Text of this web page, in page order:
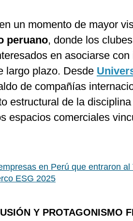
un momento de mayor
peruano, donde los
en asociarse
largo plazo. Desde
de compañías
estructural de la
espacios comerciales
en Perú que entraron al
ESG 2025
Y PROTAGONISMO